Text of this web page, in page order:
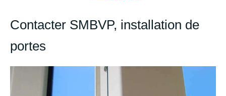
Contacter SMBVP, installation de
portes